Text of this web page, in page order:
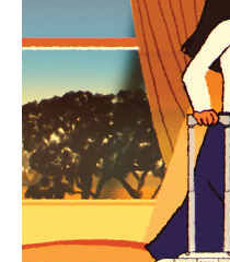
暂
停，
请
按
下
暂
已
静
音，
请
点
击
按
寻觅心仪的
享